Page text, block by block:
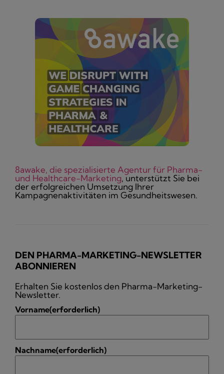
8awake, die spezialisierte Agentur für Pharma-
und Healthcare-Marketing, unterstützt Sie bei
der erfolgreichen Umsetzung Ihrer
Kampagnenaktivitäten im Gesundheitswesen.
DEN PHARMA-MARKETING-NEWSLETTER
ABONNIEREN
Erhalten Sie kostenlos den Pharma-Marketing-
Newsletter.
Vorname(erforderlich)
Nachname(erforderlich)